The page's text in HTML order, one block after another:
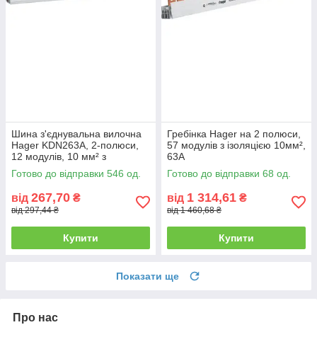
Шина з'єднувальна вилочна
Hager KDN263A, 2-полюси,
12 модулів, 10 мм² з
ізоляцією
Готово до відправки 546 од.
від 267,70 ₴
від 297,44 ₴
Купити
Гребінка Hager на 2 полюси,
57 модулів з ізоляцією 10мм²,
63A
Готово до відправки 68 од.
від 1 314,61 ₴
від 1 460,68 ₴
Купити
Показати ще
Про нас